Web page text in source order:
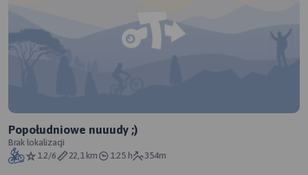
Popołudniowe nuuudy ;)
Brak lokalizacji
1.2/6
22,1 km 1:25 h 354m